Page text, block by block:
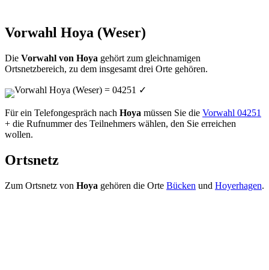
Vorwahl Hoya (Weser)
Die Vorwahl von Hoya gehört zum gleichnamigen
Ortsnetzbereich, zu dem insgesamt drei Orte gehören.
Vorwahl Hoya (Weser) = 04251 ✓
Für ein Telefongespräch nach Hoya müssen Sie die Vorwahl 04251
+ die Rufnummer des Teilnehmers wählen, den Sie erreichen
wollen.
Ortsnetz
Zum Ortsnetz von Hoya gehören die Orte Bücken und Hoyerhagen.